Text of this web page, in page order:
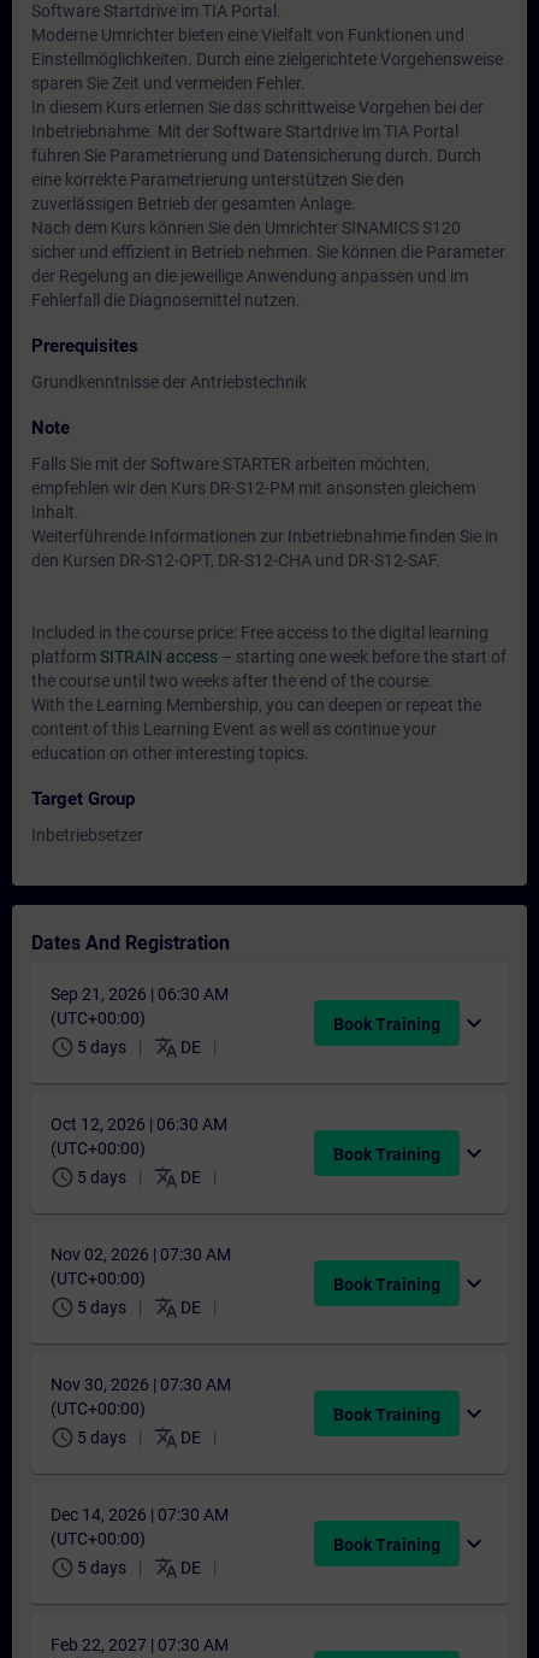
Software Startdrive im TIA Portal.
Moderne Umrichter bieten eine Vielfalt von Funktionen und
Einstellmöglichkeiten. Durch eine zielgerichtete Vorgehensweise
sparen Sie Zeit und vermeiden Fehler.
In diesem Kurs erlernen Sie das schrittweise Vorgehen bei der
Inbetriebnahme. Mit der Software Startdrive im TIA Portal
führen Sie Parametrierung und Datensicherung durch. Durch
eine korrekte Parametrierung unterstützen Sie den
zuverlässigen Betrieb der gesamten Anlage.
Nach dem Kurs können Sie den Umrichter SINAMICS S120
sicher und effizient in Betrieb nehmen. Sie können die Parameter
der Regelung an die jeweilige Anwendung anpassen und im
Fehlerfall die Diagnosemittel nutzen.
Prerequisites
Grundkenntnisse der Antriebstechnik
Note
Falls Sie mit der Software STARTER arbeiten möchten,
empfehlen wir den Kurs DR-S12-PM mit ansonsten gleichem
Inhalt.
Weiterführende Informationen zur Inbetriebnahme finden Sie in
den Kursen DR-S12-OPT, DR-S12-CHA und DR-S12-SAF.
Included in the course price: Free access to the digital learning
platform SITRAIN access – starting one week before the start of
the course until two weeks after the end of the course.
With the Learning Membership, you can deepen or repeat the
content of this Learning Event as well as continue your
education on other interesting topics.
Target Group
Inbetriebsetzer
Dates And Registration
Sep 21, 2026 | 06:30 AM
(UTC+00:00)
schedule 5 days translate DE
Book Training expand_more
Oct 12, 2026 | 06:30 AM
(UTC+00:00)
schedule 5 days translate DE
Book Training expand_more
Nov 02, 2026 | 07:30 AM
(UTC+00:00)
schedule 5 days translate DE
Book Training expand_more
Nov 30, 2026 | 07:30 AM
(UTC+00:00)
schedule 5 days translate DE
Book Training expand_more
Dec 14, 2026 | 07:30 AM
(UTC+00:00)
schedule 5 days translate DE
Book Training expand_more
Feb 22, 2027 | 07:30 AM